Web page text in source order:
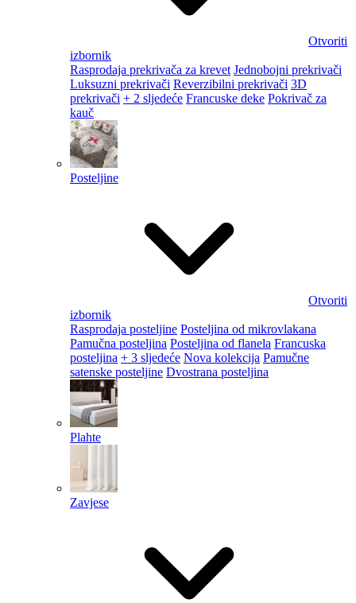
Otvoriti
izbornik
Rasprodaja prekrivača za krevet Jednobojni prekrivači
Luksuzni prekrivači Reverzibilni prekrivači 3D
prekrivači + 2 sljedeće Francuske deke Pokrivač za
kauč
Posteljine
Otvoriti
izbornik
Rasprodaja posteljine Posteljina od mikrovlakana
Pamučna posteljina Posteljina od flanela Francuska
posteljina + 3 sljedeće Nova kolekcija Pamučne
satenske posteljine Dvostrana posteljina
Plahte
Zavjese